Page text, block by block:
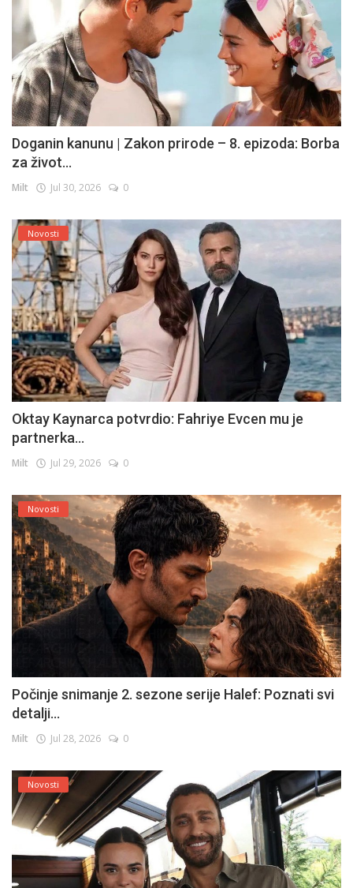
Doganin kanunu | Zakon prirode – 8. epizoda: Borba
za život...
Milt Jul 30, 2026 0
Novosti
Oktay Kaynarca potvrdio: Fahriye Evcen mu je
partnerka...
Milt Jul 29, 2026 0
Novosti
Počinje snimanje 2. sezone serije Halef: Poznati svi
detalji...
Milt Jul 28, 2026 0
Novosti